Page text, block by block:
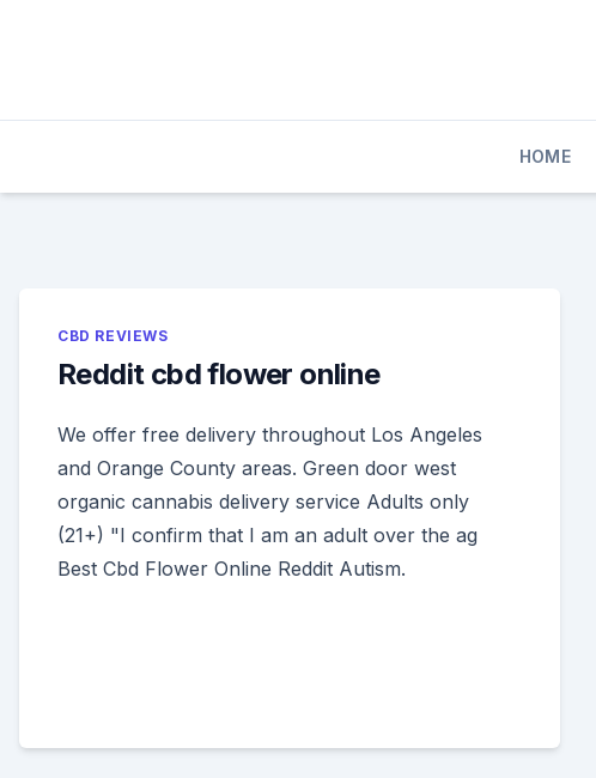
HOME
CBD REVIEWS
Reddit cbd flower online
We offer free delivery throughout Los Angeles
and Orange County areas. Green door west
organic cannabis delivery service Adults only
(21+) "I confirm that I am an adult over the ag
Best Cbd Flower Online Reddit Autism.